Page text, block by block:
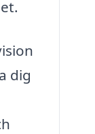
dig